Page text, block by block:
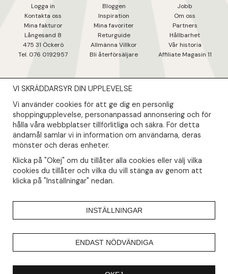
Logga in
Kontakta oss
Mina fakturor
Långesand 8
475 31 Öckerö
Tel. 076 0192957
Bloggen
Inspiration
Mina favoriter
Returguide
Allmänna Villkor
Bli återförsäljare
Jobb
Om oss
Partners
Hållbarhet
Vår historia
Affiliate Magasin 11
NYHETSBREV
Såklart skall du ta del av våra bästa erbjudanden & nyheter!
Din mail kommer endast användas till våra nyhetsbrev.
VI SKRÄDDARSYR DIN UPPLEVELSE
Vi använder cookies för att ge dig en personlig
shoppingupplevelse, personanpassad annonsering och för
hålla våra webbplatser tillförlitliga och säkra. För detta
ändamål samlar vi in information om användarna, deras
mönster och deras enheter.
Klicka på "Okej" om du tillåter alla cookies eller välj vilka
cookies du tillåter och vilka du vill stänga av genom att
klicka på "Inställningar" nedan.
INSTÄLLNINGAR
ENDAST NÖDVÄNDIGA